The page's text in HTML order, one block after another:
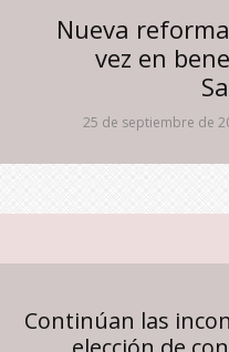
Nueva
vez en
25 de septiembre de
Continúan las